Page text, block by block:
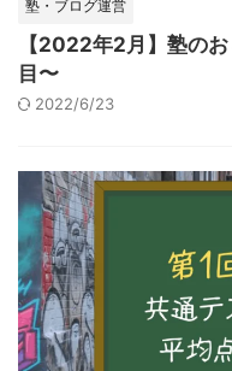
塾・ブログ運営
【2022年2月】塾の
目〜
2022/6/23